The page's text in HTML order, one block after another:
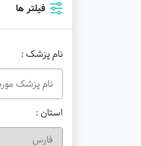
فیلتر ها
نام پزشک :
استان :